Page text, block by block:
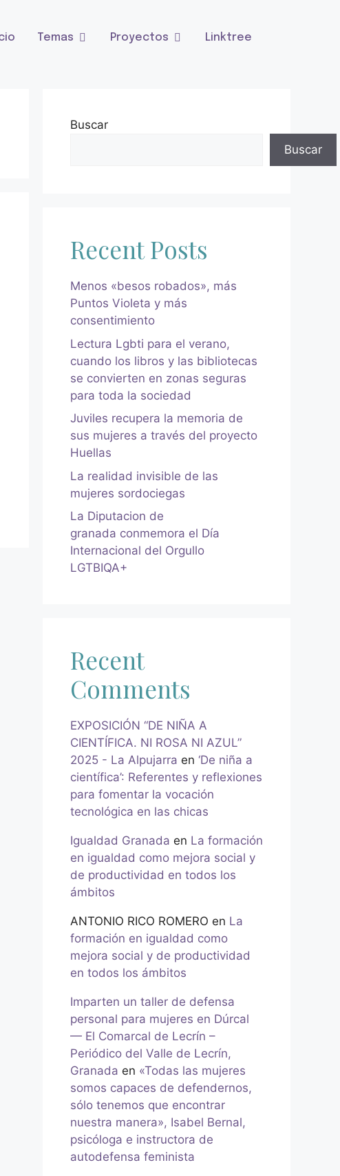
Temas Proyectos Linktree
Buscar
Buscar
Recent Posts
Menos «besos robados», más
Puntos Violeta y más
consentimiento
Lectura Lgbti para el verano,
cuando los libros y las bibliotecas
se convierten en zonas seguras
para toda la sociedad
Juviles recupera la memoria de
sus mujeres a través del proyecto
Huellas
La realidad invisible de las
mujeres sordociegas
La Diputacion de
granada conmemora el Día
Internacional del Orgullo
LGTBIQA+
Recent
Comments
EXPOSICIÓN “DE NIÑA A
CIENTÍFICA. NI ROSA NI AZUL”
2025 - La Alpujarra en ‘De niña a
científica’: Referentes y reflexiones
para fomentar la vocación
tecnológica en las chicas
Igualdad Granada en La formación
en igualdad como mejora social y
de productividad en todos los
ámbitos
ANTONIO RICO ROMERO en La
formación en igualdad como
mejora social y de productividad
en todos los ámbitos
Imparten un taller de defensa
personal para mujeres en Dúrcal
— El Comarcal de Lecrín –
Periódico del Valle de Lecrín,
Granada en «Todas las mujeres
somos capaces de defendernos,
sólo tenemos que encontrar
nuestra manera», Isabel Bernal,
psicóloga e instructora de
autodefensa feminista